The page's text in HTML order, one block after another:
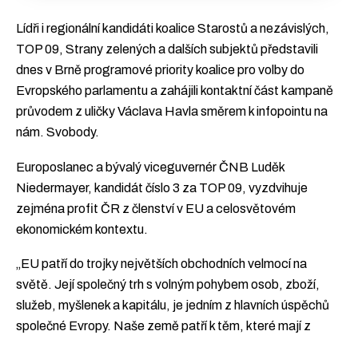
Lídři i regionální kandidáti koalice Starostů a nezávislých,
TOP 09, Strany zelených a dalších subjektů představili
dnes v Brně programové priority koalice pro volby do
Evropského parlamentu a zahájili kontaktní část kampaně
průvodem z uličky Václava Havla směrem k infopointu na
nám. Svobody.
Europoslanec a bývalý viceguvernér ČNB Luděk
Niedermayer, kandidát číslo 3 za TOP 09, vyzdvihuje
zejména profit ČR z členství v EU a celosvětovém
ekonomickém kontextu.
„EU patří do trojky největších obchodních velmocí na
světě. Její společný trh s volným pohybem osob, zboží,
služeb, myšlenek a kapitálu, je jedním z hlavních úspěchů
společné Evropy. Naše země patří k těm, které mají z